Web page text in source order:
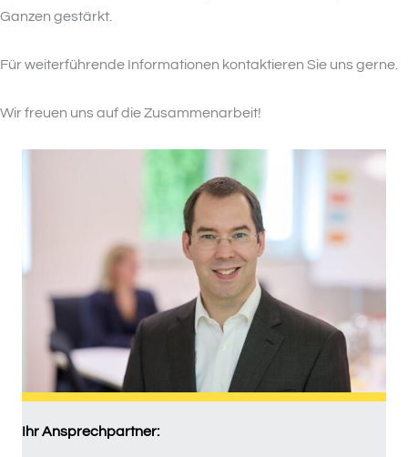
Ganzen gestärkt.
Für weiterführende Informationen kontaktieren Sie uns gerne.
Wir freuen uns auf die Zusammenarbeit!
Ihr Ansprechpartner: